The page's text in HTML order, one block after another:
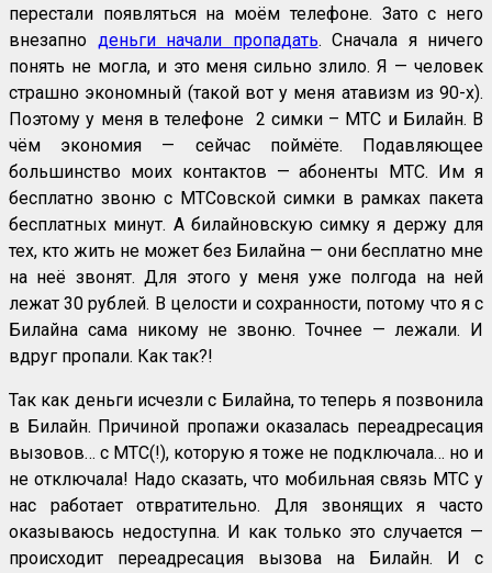
перестали появляться на моём телефоне. Зато с него
внезапно деньги начали пропадать. Сначала я ничего
понять не могла, и это меня сильно злило. Я — человек
страшно экономный (такой вот у меня атавизм из 90-х).
Поэтому у меня в телефоне 2 симки – МТС и Билайн. В
чём экономия — сейчас поймёте. Подавляющее
большинство моих контактов — абоненты МТС. Им я
бесплатно звоню с МТСовской симки в рамках пакета
бесплатных минут. А билайновскую симку я держу для
тех, кто жить не может без Билайна — они бесплатно мне
на неё звонят. Для этого у меня уже полгода на ней
лежат 30 рублей. В целости и сохранности, потому что я с
Билайна сама никому не звоню. Точнее — лежали. И
вдруг пропали. Как так?!
Так как деньги исчезли с Билайна, то теперь я позвонила
в Билайн. Причиной пропажи оказалась переадресация
вызовов… с МТС(!), которую я тоже не подключала… но и
не отключала! Надо сказать, что мобильная связь МТС у
нас работает отвратительно. Для звонящих я часто
оказываюсь недоступна. И как только это случается —
происходит переадресация вызова на Билайн. И с